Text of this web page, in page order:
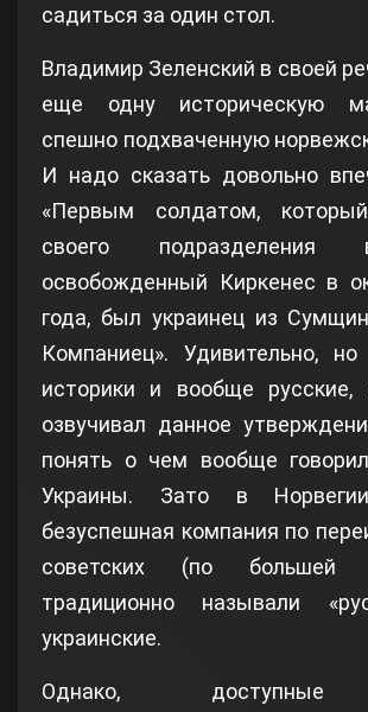
садиться за один стол.
Владимир Зеленский в своей
еще одну историческую
спешно подхваченную
И надо сказать довольно
«Первым солдатом,
своего
освобожденный Киркенес в
года, был украинец из
Компаниец». Удивительно,
историки и вообще русские,
озвучивал данное
понять о чем вообще
Украины. Зато в
безуспешная компания по
советских (по большей
традиционно называли
украинские.
Однако, доступные